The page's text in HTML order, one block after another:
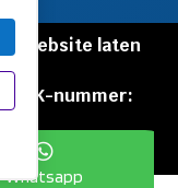
|
Website laten
KVK-nummer:

Whatsapp